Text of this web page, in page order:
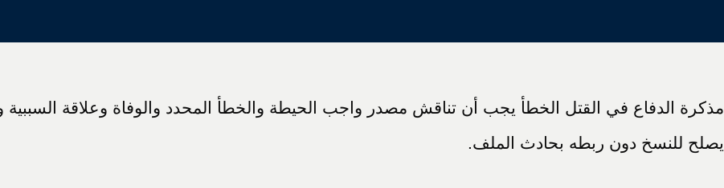
مذكرة الدفاع في القتل الخطأ يجب أن تناقش مصدر واجب الحيطة والخطأ المحدد والوفاة وعلاقة السببية
يصلح للنسخ دون ربطه بحادث الملف.